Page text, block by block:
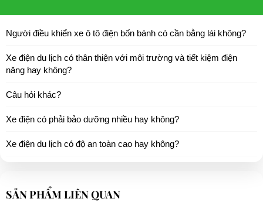
Người điều khiển xe ô tô điện bốn bánh có cần bằng lái không?
Xe điện du lịch có thân thiện với môi trường và tiết kiệm điện
năng hay không?
Câu hỏi khác?
Xe điện có phải bảo dưỡng nhiều hay không?
Xe điện du lịch có độ an toàn cao hay không?
SẢN PHẨM LIÊN QUAN